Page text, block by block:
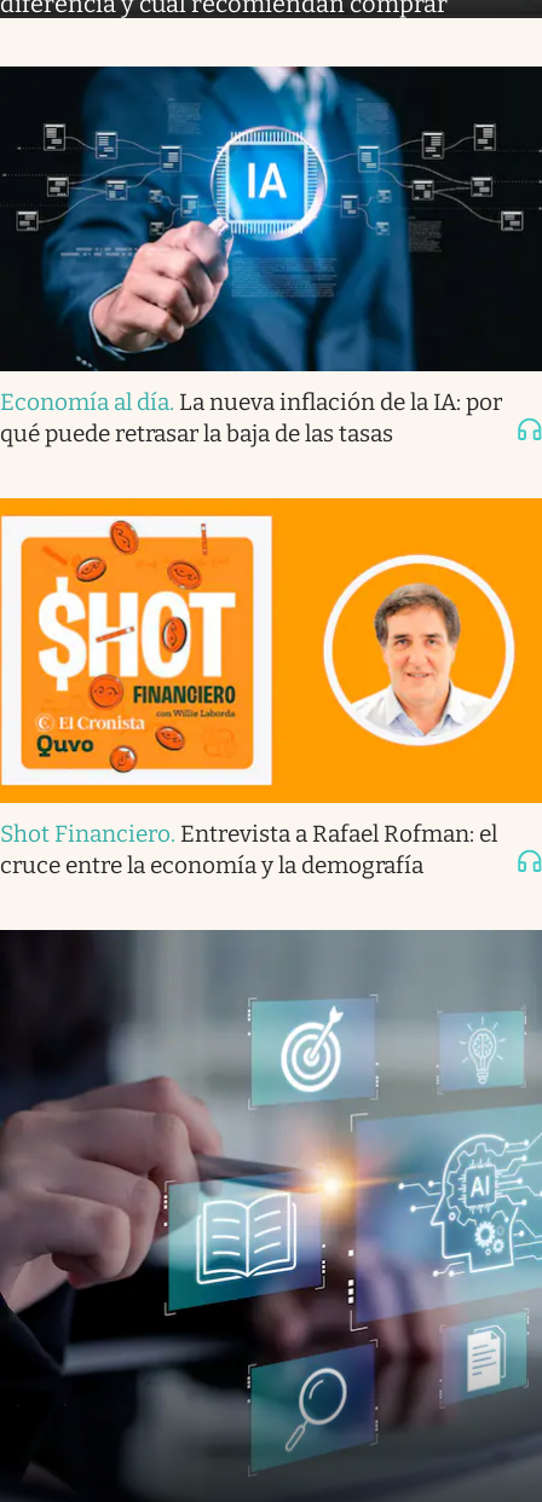
Economía al día. La nueva inflación de la IA: por
qué puede retrasar la baja de las tasas
Shot Financiero. Entrevista a Rafael Rofman: el
cruce entre la economía y la demografía